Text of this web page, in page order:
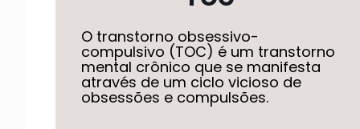
O transtorno obsessivo-
compulsivo (TOC) é um transtorno
mental crônico que se manifesta
através de um ciclo vicioso de
obsessões e compulsões.